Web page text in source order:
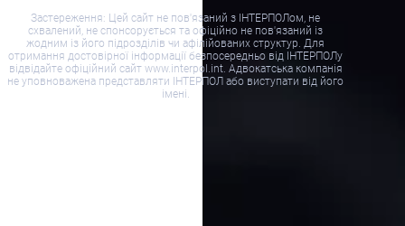
Застереження: Цей сайт не пов'язаний з ІНТЕРПОЛом, не
схвалений, не спонсорується та офіційно не пов'язаний із
жодним із його підрозділів чи афілійованих структур. Для
отримання достовірної інформації безпосередньо від ІНТЕРПОЛу
відвідайте офіційний сайт www.interpol.int. Адвокатська компанія
не уповноважена представляти ІНТЕРПОЛ або виступати від його
імені.